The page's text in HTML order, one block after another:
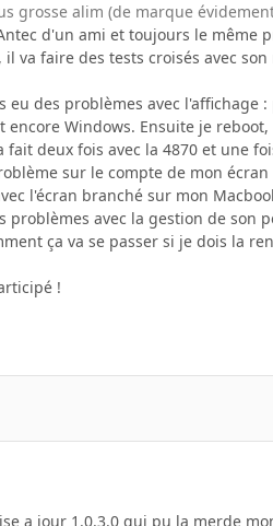
grosse alim (de marque
d'un ami et toujours le même
va faire des tests croisés avec
eu des problèmes avec
Windows. Ensuite je
deux fois avec la 4870 et une
sur le compte de mon écran
l'écran branché sur mon
avec la gestion de son
ça va se passer si je dois la
!
a jour 1.0.3.0 qui pu la merde